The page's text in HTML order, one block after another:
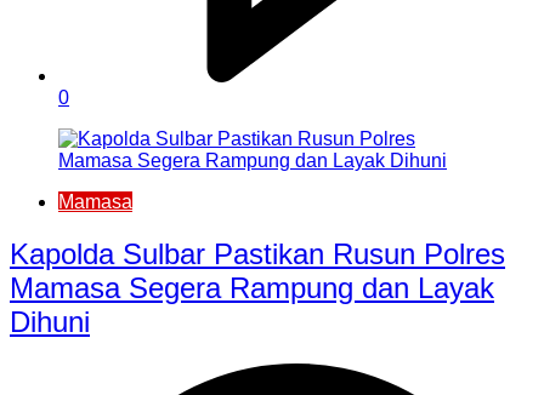
0
Mamasa
Kapolda Sulbar Pastikan Rusun Polres
Mamasa Segera Rampung dan Layak
Dihuni